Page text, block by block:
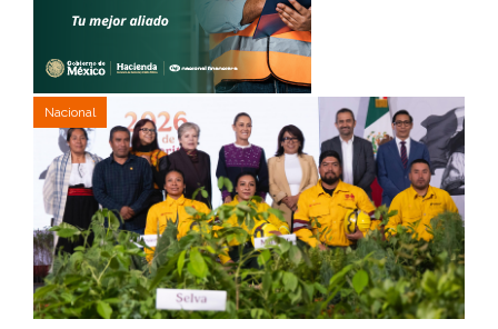
Nacional